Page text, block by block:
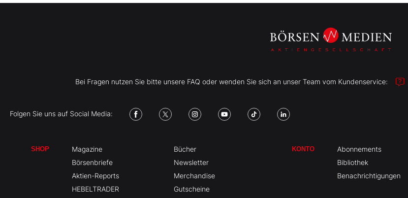
Bei Fragen nutzen Sie bitte unsere FAQ oder wenden Sie sich an unser Team vom Kundenservice:
Folgen Sie uns auf Social Media:
SHOP
Magazine
Börsenbriefe
Aktien-Reports
HEBELTRADER
Bücher
Newsletter
Merchandise
Gutscheine
KONTO
Abonnements
Bibliothek
Benachrichtigungen